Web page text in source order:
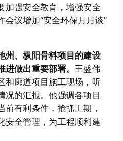
加强安全教育，增强安全
会议增加“安全环保月月谈”
州、枞阳骨料项目的建设
进做出重要部署。王盛伟
和廊道项目施工现场，听
况的汇报。他强调各项目
前有利条件，抢抓工期，
安全管理，为工程顺利建